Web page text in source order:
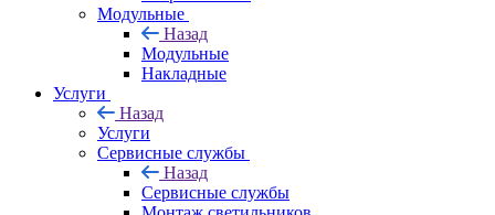
Модульные
Назад
Модульные
Накладные
Услуги
Назад
Услуги
Сервисные службы
Назад
Сервисные службы